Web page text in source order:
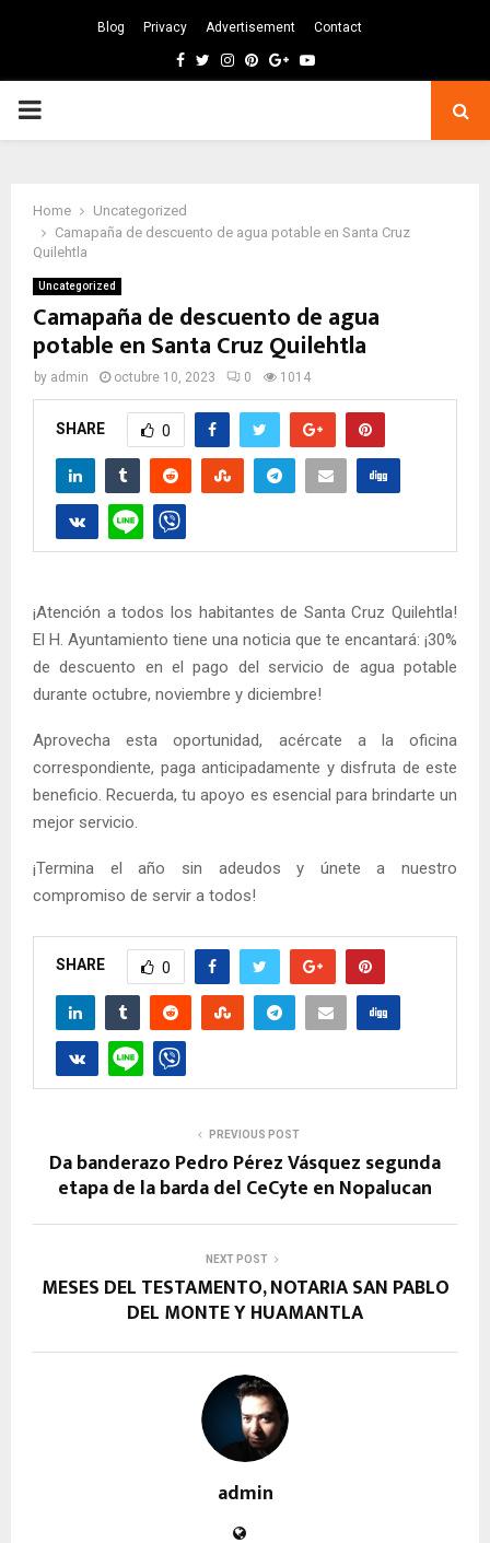
Blog Privacy Advertisement Contact
Facebook
TwitterInstagram
Pinterest
GoogleYoutube
PRIMARY
Home
Uncategorized
Camapaña de descuento de agua potable en Santa Cruz
Quilehtla
Uncategorized
Camapaña de descuento de agua
potable en Santa Cruz Quilehtla
by admin octubre 10, 2023 0 1014
SHARE 0
¡Atención a todos los habitantes de Santa Cruz Quilehtla!
El H. Ayuntamiento tiene una noticia que te encantará: ¡30%
de descuento en el pago del servicio de agua potable
durante octubre, noviembre y diciembre!
Aprovecha esta oportunidad, acércate a la oficina
correspondiente, paga anticipadamente y disfruta de este
beneficio. Recuerda, tu apoyo es esencial para brindarte un
mejor servicio.
¡Termina el año sin adeudos y únete a nuestro
compromiso de servir a todos!
SHARE 0
PREVIOUS POST
Da banderazo Pedro Pérez Vásquez segunda
etapa de la barda del CeCyte en Nopalucan
NEXT POST
MESES DEL TESTAMENTO, NOTARIA SAN PABLO
DEL MONTE Y HUAMANTLA
admin